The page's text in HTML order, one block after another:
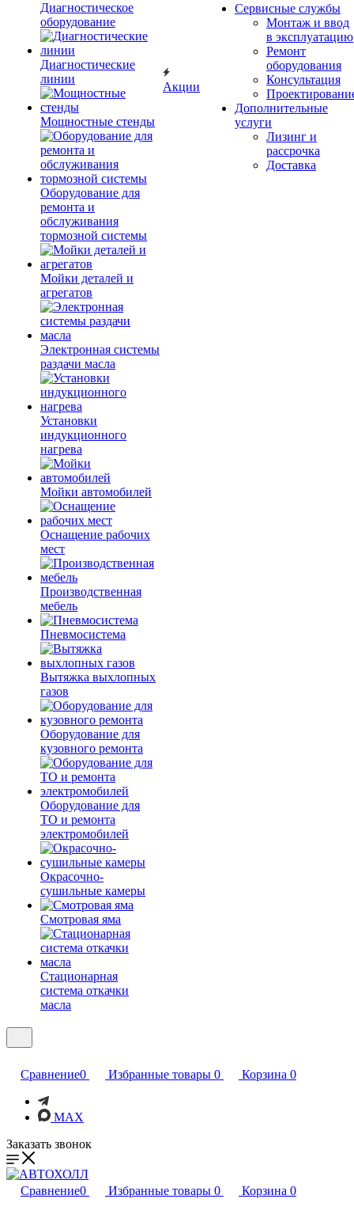
Диагностическое
оборудование
Диагностические
линии
Мощностные стенды
Оборудование для
ремонта и
обслуживания
тормозной системы
Мойки деталей и
агрегатов
Электронная системы
раздачи масла
Установки
индукционного
нагрева
Мойки автомобилей
Оснащение рабочих
мест
Производственная
мебель
Пневмосистема
Вытяжка выхлопных
газов
Оборудование для
кузовного ремонта
Оборудование для
ТО и ремонта
электромобилей
Окрасочно-
сушильные камеры
Смотровая яма
Стационарная
система откачки
масла
Акции
Сервисные службы
Монтаж и ввод
в эксплуатацию
Ремонт
оборудования
Консультация
Дополнительные
услуги
Лизинг и
рассрочка
Доставка
Сравнение0 Избранные товары 0 Корзина 0
MAX
Заказать звонок
Сравнение0 Избранные товары 0 Корзина 0